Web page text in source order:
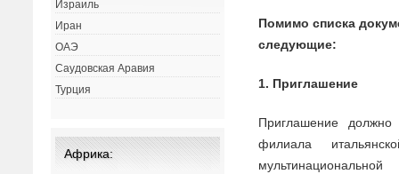
Помимо списка
следующие:
1. Приглашение
Приглашение
филиала
мультинациона
Израиль
Иран
ОАЭ
Саудовская Аравия
Турция
Африка: